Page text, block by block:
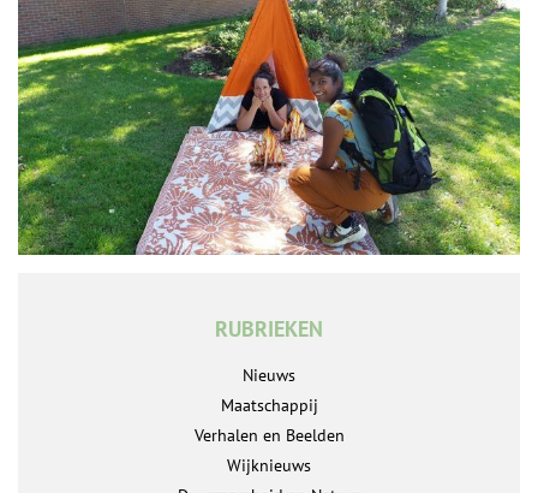
RUBRIEKEN
Nieuws
Maatschappij
Verhalen en Beelden
Wijknieuws